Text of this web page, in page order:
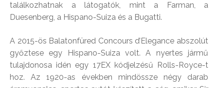
találkozhatnak a látogatók, mint a Farman, a
Duesenberg, a Hispano-Suiza és a Bugatti.
A 2015-ös Balatonfüred Concours d’Elegance abszolút
győztese egy Hispano-Suiza volt. A nyertes jármű
tulajdonosa idén egy 17EX kódjelzésű Rolls-Royce-t
hoz. Az 1920-as években mindössze négy darab